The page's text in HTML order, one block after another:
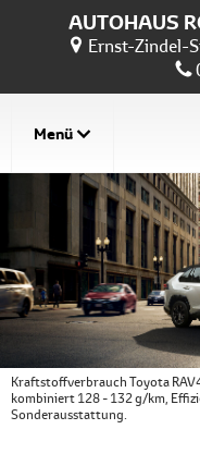
AUTOHAUS
Ernst-Zindel-
Menü
Kraftstoffverbrauch Toyota
kombiniert 128 - 132 g/km,
Sonderausstattung.